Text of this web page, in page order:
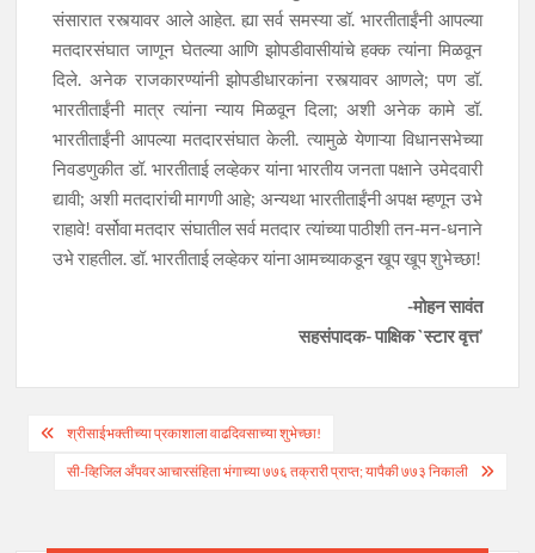
संसारात रस्त्यावर आले आहेत. ह्या सर्व समस्या डॉ. भारतीताईंनी आपल्या
मतदारसंघात जाणून घेतल्या आणि झोपडीवासीयांचे हक्क त्यांना मिळवून
दिले. अनेक राजकारण्यांनी झोपडीधारकांना रस्त्यावर आणले; पण डॉ.
भारतीताईंनी मात्र त्यांना न्याय मिळवून दिला; अशी अनेक कामे डॉ.
भारतीताईंनी आपल्या मतदारसंघात केली. त्यामुळे येणाऱ्या विधानसभेच्या
निवडणुकीत डॉ. भारतीताई लव्हेकर यांना भारतीय जनता पक्षाने उमेदवारी
द्यावी; अशी मतदारांची मागणी आहे; अन्यथा भारतीताईंनी अपक्ष म्हणून उभे
राहावे! वर्सोवा मतदार संघातील सर्व मतदार त्यांच्या पाठीशी तन-मन-धनाने
उभे राहतील. डॉ. भारतीताई लव्हेकर यांना आमच्याकडून खूप खूप शुभेच्छा!
-मोहन सावंत
सहसंपादक- पाक्षिक `स्टार वृत्त’
Post
navigation
श्रीसाईभक्तीच्या प्रकाशाला वाढदिवसाच्या शुभेच्छा!
सी-व्हिजिल अँपवर आचारसंहिता भंगाच्या ७७६ तक्रारी प्राप्त; यापैकी ७७३ निकाली